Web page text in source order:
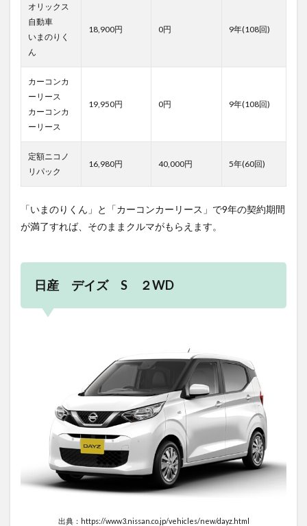
オリックス
自動車
いまのりく
ん
18,900円 0円 9年(108回)
カーコンカ
ーリース
カーコンカ
ーリース
19,950円 0円 9年(108回)
定額ニコノ
リパック
16,980円 40,000円 5年(60回)
「いまのりくん」と「カーコンカーリース」で9年の契約期間
が満了すれば、そのままクルマがもらえます。
日産 デイズ S ２WD
出典：https://www3.nissan.co.jp/vehicles/new/dayz.html